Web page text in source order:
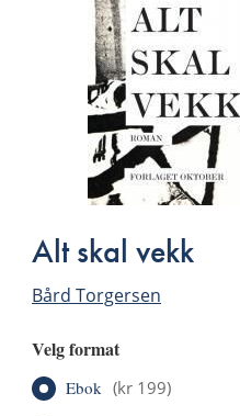
Alt skal vekk
Bård Torgersen
Velg format
Ebok (kr 199)